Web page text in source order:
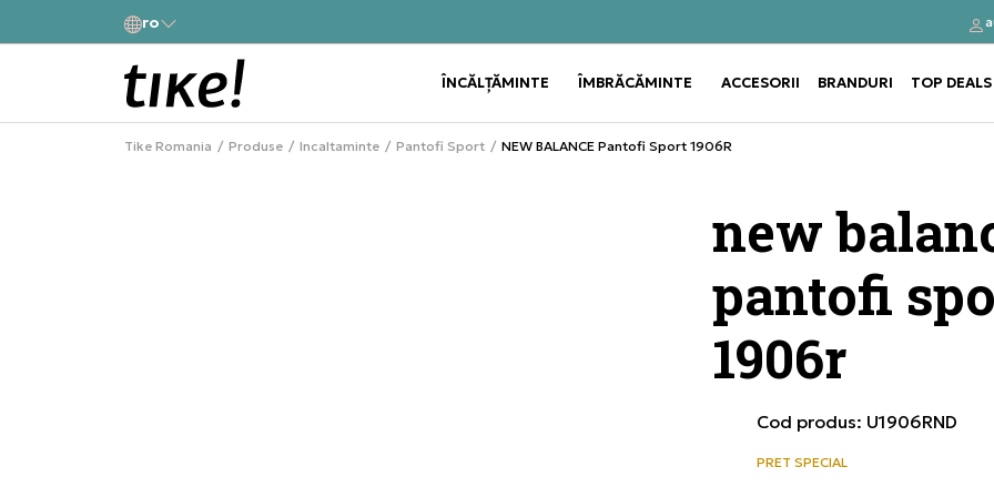
ro
ÎNCĂLȚĂMINTE Use shift+Enter to open or close
ÎMBRĂCĂMINTE Use shift+Enter to open or close
ACCESORII BRANDURI TOP DEALS
Tike Romania Produse Incaltaminte Pantofi Sport NEW BALANCE Pantofi Sport 1906R
new
pantofi
1906r
Cod produs: U1906RND
PRET SPECIAL